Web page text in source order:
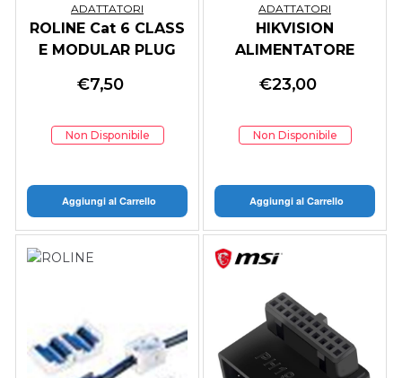
ADATTATORI
ROLINE Cat 6 CLASS
E MODULAR PLUG
WIRE 10 PZ
€7,50
Non Disponibile
Aggiungi al Carrello
ADATTATORI
HIKVISION
ALIMENTATORE
CAVO RETRATTILE
€23,00
Non Disponibile
Aggiungi al Carrello